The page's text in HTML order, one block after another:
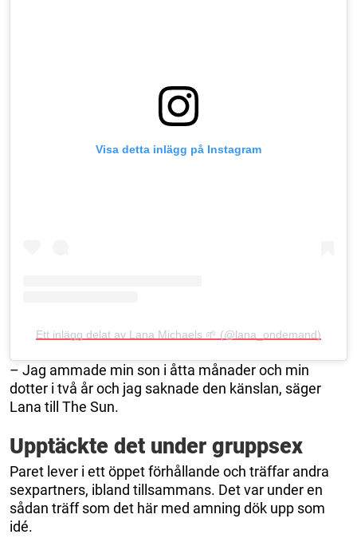
Visa detta inlägg på Instagram
Ett inlägg delat av Lana Michaels 🌱 (@lana_ondemand)
– Jag ammade min son i åtta månader och min
dotter i två år och jag saknade den känslan, säger
Lana till The Sun.
Upptäckte det under gruppsex
Paret lever i ett öppet förhållande och träffar andra
sexpartners, ibland tillsammans. Det var under en
sådan träff som det här med amning dök upp som
idé.